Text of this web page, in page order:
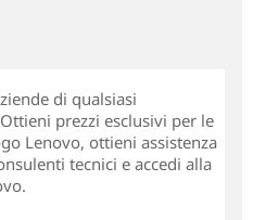
di qualsiasi
prezzi esclusivi per le
Lenovo, ottieni assistenza
tecnici e accedi alla